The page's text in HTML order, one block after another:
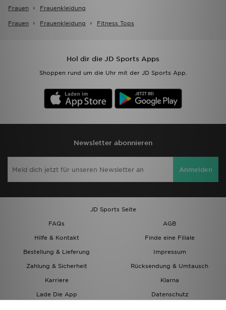
Frauen Frauenkleidung
Frauen Frauenkleidung Fitness Tops
Hol dir die JD Sports Apps
Shoppen rund um die Uhr mit der JD Sports App.
Newsletter abonnieren
Anmelden
JD Sports Seite
FAQs
AGB
Hilfe & Kontakt
Finde eine Filiale
Bestellung & Lieferung
Impressum
Zahlung & Sicherheit
Rücksendung & Umtausch
Karriere
Klarna
Lade Die App
Datenschutz